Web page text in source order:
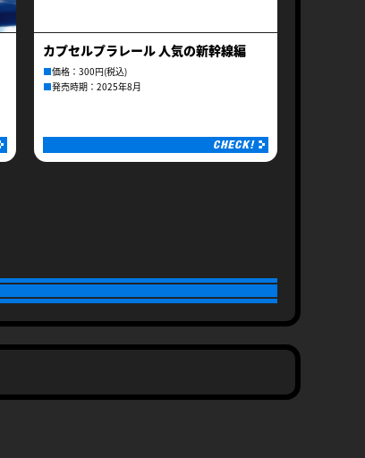
カプセルプラレール 人気の新幹線編
■価格：300円(税込)
■発売時期：2025年8月